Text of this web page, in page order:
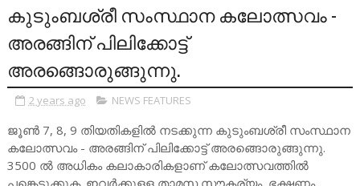
കുടുംബശ്രീ സംസ്ഥാന കലോത്സവം -
അരങ്ങിന് പിലിക്കോട്ട്
അരങ്ങൊരുങ്ങുന്നു.
2 years ago NEWS FEATURES
ജൂൺ 7, 8, 9 തിയതികളിൽ നടക്കുന്ന കുടുംബശ്രീ സംസ്ഥാന
കലോത്സവം - അരങ്ങിന് പിലിക്കോട്ട് അരങ്ങൊരുങ്ങുന്നു.
3500 ൽ അധികം കലാകാരികളാണ് കലോത്സവത്തിൽ